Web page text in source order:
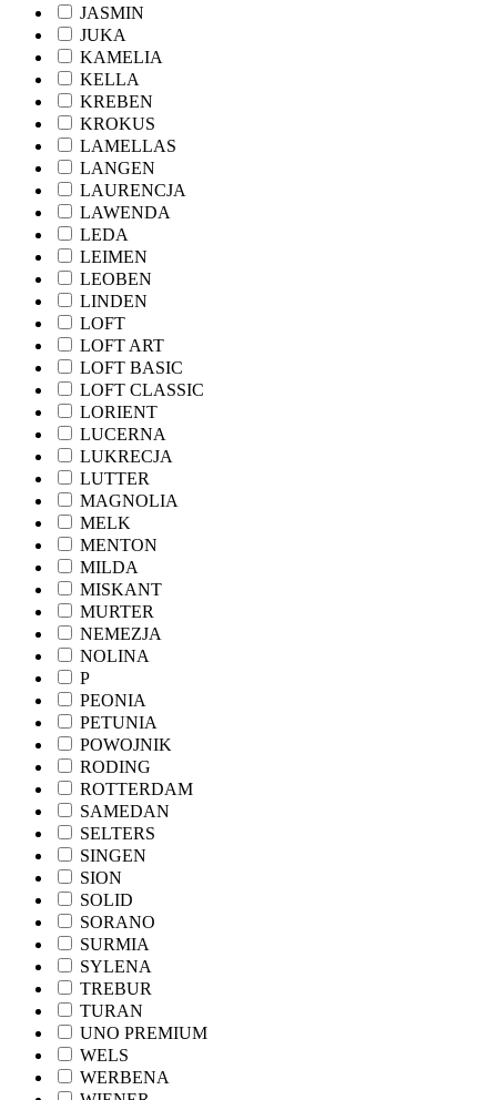
JASMIN
JUKA
KAMELIA
KELLA
KREBEN
KROKUS
LAMELLAS
LANGEN
LAURENCJA
LAWENDA
LEDA
LEIMEN
LEOBEN
LINDEN
LOFT
LOFT ART
LOFT BASIC
LOFT CLASSIC
LORIENT
LUCERNA
LUKRECJA
LUTTER
MAGNOLIA
MELK
MENTON
MILDA
MISKANT
MURTER
NEMEZJA
NOLINA
P
PEONIA
PETUNIA
POWOJNIK
RODING
ROTTERDAM
SAMEDAN
SELTERS
SINGEN
SION
SOLID
SORANO
SURMIA
SYLENA
TREBUR
TURAN
UNO PREMIUM
WELS
WERBENA